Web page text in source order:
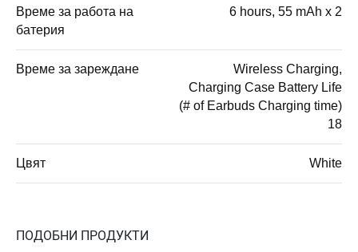
Време за работа на
батерия
6 hours, 55 mAh x 2
Време за зареждане
Wireless Charging,
Charging Case Battery Life
(# of Earbuds Charging time)
18
Цвят White
ПОДОБНИ ПРОДУКТИ